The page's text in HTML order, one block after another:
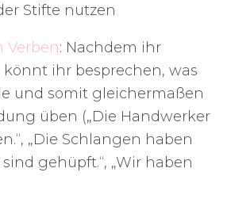
Stifte nutzen
Verben: Nachdem ihr
ihr besprechen, was
und somit gleichermaßen
üben („Die Handwerker
„Die Schlangen haben
sind gehüpft.“, „Wir haben